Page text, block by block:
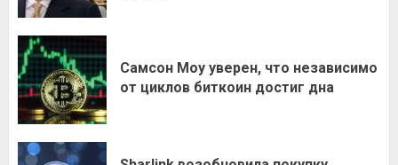
Самсон Моу уверен, что независимо
от циклов биткоин достиг дна